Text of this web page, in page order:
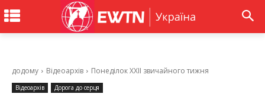
додому Відеоархів Понеділок ХХІІ звичайного тижня
Відеоархів Дорога до серця